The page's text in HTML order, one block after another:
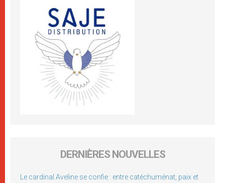
DERNIÈRES NOUVELLES
Le cardinal Aveline se confie : entre catéchuménat, paix et